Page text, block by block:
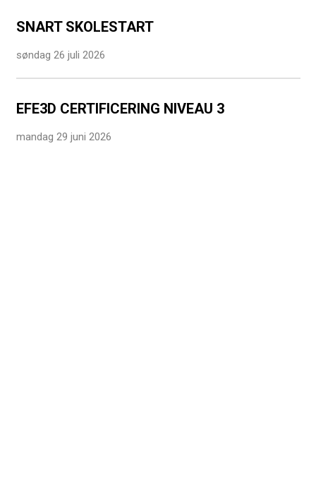
SNART SKOLESTART
søndag 26 juli 2026
EFE3D CERTIFICERING NIVEAU 3
mandag 29 juni 2026